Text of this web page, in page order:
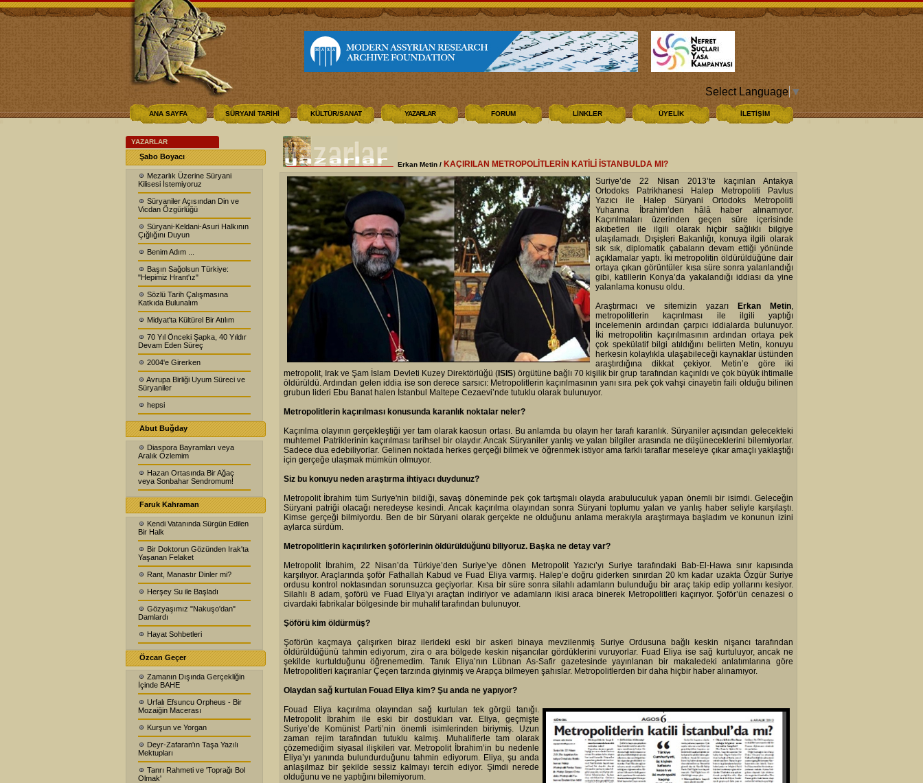
Select Language ▼
ANA SAYFA SÜRYANİ TARİHİ KÜLTÜR/SANAT YAZARLAR FORUM LİNKLER ÜYELİK İLETİŞİM
YAZARLAR
Şabo Boyacı
Mezarlık Üzerine Süryani
Kilisesi İstemiyoruz
Süryaniler Açısından Din ve
Vicdan Özgürlüğü
Süryani-Keldani-Asuri Halkının
Çığlığını Duyun
Benim Adım ...
Başın Sağolsun Türkiye:
"Hepimiz Hrant'ız"
Sözlü Tarih Çalışmasına
Katkıda Bulunalım
Midyat'ta Kültürel Bir Atılım
70 Yıl Önceki Şapka, 40 Yıldır
Devam Eden Süreç
2004'e Girerken
Avrupa Birliği Uyum Süreci ve
Süryaniler
hepsi
Abut Buğday
Diaspora Bayramları veya
Aralık Özlemim
Hazan Ortasında Bir Ağaç
veya Sonbahar Sendromum!
Faruk Kahraman
Kendi Vatanında Sürgün Edilen
Bir Halk
Bir Doktorun Gözünden Irak'ta
Yaşanan Felaket
Rant, Manastır Dinler mi?
Herşey Su ile Başladı
Gözyaşımız "Nakuşo'dan"
Damlardı
Hayat Sohbetleri
Özcan Geçer
Zamanın Dışında Gerçekliğin
İçinde BAHE
Urfalı Efsuncu Orpheus - Bir
Mozaiğin Macerası
Kurşun ve Yorgan
Deyr-Zafaran'ın Taşa Yazılı
Mektupları
Tanrı Rahmeti ve 'Toprağı Bol
Olmak'
Erkan Metin / KAÇIRILAN METROPOLİTLERİN KATİLİ İSTANBULDA MI?
Suriye’de 22 Nisan 2013’te kaçırılan Antakya
Ortodoks Patrikhanesi Halep Metropoliti Pavlus
Yazıcı ile Halep Süryani Ortodoks Metropoliti
Yuhanna İbrahim’den hâlâ haber alınamıyor.
Kaçırılmaları üzerinden geçen süre içerisinde
akıbetleri ile ilgili olarak hiçbir sağlıklı bilgiye
ulaşılamadı. Dışişleri Bakanlığı, konuya ilgili olarak
sık sık, diplomatik çabaların devam ettiği yönünde
açıklamalar yaptı. İki metropolitin öldürüldüğüne dair
ortaya çıkan görüntüler kısa süre sonra yalanlandığı
gibi, katillerin Konya’da yakalandığı iddiası da yine
yalanlama konusu oldu.
Araştırmacı ve sitemizin yazarı Erkan Metin,
metropolitlerin kaçırılması ile ilgili yaptığı
incelemenin ardından çarpıcı iddialarda bulunuyor.
İki metropolitin kaçırılmasının ardından ortaya pek
çok spekülatif bilgi atıldığını belirten Metin, konuyu
herkesin kolaylıkla ulaşabileceği kaynaklar üstünden
araştırdığına dikkat çekiyor. Metin’e göre iki
metropolit, Irak ve Şam İslam Devleti Kuzey Direktörlüğü (ISIS) örgütüne bağlı 70 kişilik bir grup tarafından kaçırıldı ve çok büyük ihtimalle
öldürüldü. Ardından gelen iddia ise son derece sarsıcı: Metropolitlerin kaçırılmasının yanı sıra pek çok vahşi cinayetin faili olduğu bilinen
grubun lideri Ebu Banat halen İstanbul Maltepe Cezaevi’nde tutuklu olarak bulunuyor.
Metropolitlerin kaçırılması konusunda karanlık noktalar neler?
Kaçırılma olayının gerçekleştiği yer tam olarak kaosun ortası. Bu anlamda bu olayın her tarafı karanlık. Süryaniler açısından gelecekteki
muhtemel Patriklerinin kaçırılması tarihsel bir olaydır. Ancak Süryaniler yanlış ve yalan bilgiler arasında ne düşüneceklerini bilemiyorlar.
Sadece dua edebiliyorlar. Gelinen noktada herkes gerçeği bilmek ve öğrenmek istiyor ama farklı taraflar meseleye çıkar amaçlı yaklaştığı
için gerçeğe ulaşmak mümkün olmuyor.
Siz bu konuyu neden araştırma ihtiyacı duydunuz?
Metropolit İbrahim tüm Suriye'nin bildiği, savaş döneminde pek çok tartışmalı olayda arabuluculuk yapan önemli bir isimdi. Geleceğin
Süryani patriği olacağı neredeyse kesindi. Ancak kaçırılma olayından sonra Süryani toplumu yalan ve yanlış haber seliyle karşılaştı.
Kimse gerçeği bilmiyordu. Ben de bir Süryani olarak gerçekte ne olduğunu anlama merakıyla araştırmaya başladım ve konunun izini
aylarca sürdüm.
Metropolitlerin kaçırılırken şoförlerinin öldürüldüğünü biliyoruz. Başka ne detay var?
Metropolit İbrahim, 22 Nisan’da Türkiye’den Suriye’ye dönen Metropolit Yazıcı’yı Suriye tarafındaki Bab-El-Hawa sınır kapısında
karşılıyor. Araçlarında şoför Fathallah Kabud ve Fuad Eliya varmış. Halep’e doğru giderken sınırdan 20 km kadar uzakta Özgür Suriye
ordusu kontrol noktasından sorunsuzca geçiyorlar. Kısa bir süre sonra silahlı adamların bulunduğu bir araç takip edip yollarını kesiyor.
Silahlı 8 adam, şoförü ve Fuad Eliya’yı araçtan indiriyor ve adamların ikisi araca binerek Metropolitleri kaçırıyor. Şoför’ün cenazesi o
civardaki fabrikalar bölgesinde bir muhalif tarafından bulunuyor.
Şöförü kim öldürmüş?
Şoförün kaçmaya çalışırken biraz ilerideki eski bir askeri binaya mevzilenmiş Suriye Ordusuna bağlı keskin nişancı tarafından
öldürüldüğünü tahmin ediyorum, zira o ara bölgede keskin nişancılar gördüklerini vuruyorlar. Fuad Eliya ise sağ kurtuluyor, ancak ne
şekilde kurtulduğunu öğrenemedim. Tanık Eliya’nın Lübnan As-Safir gazetesinde yayınlanan bir makaledeki anlatımlarına göre
Metropolitleri kaçıranlar Çeçen tarzında giyinmiş ve Arapça bilmeyen şahıslar. Metropolitlerden bir daha hiçbir haber alınamıyor.
Olaydan sağ kurtulan Fouad Eliya kim? Şu anda ne yapıyor?
Fouad Eliya kaçırılma olayından sağ kurtulan tek görgü tanığı.
Metropolit İbrahim ile eski bir dostlukları var. Eliya, geçmişte
Suriye’de Komünist Parti’nin önemli isimlerinden biriymiş. Uzun
zaman rejim tarafından tutuklu kalmış. Muhaliflerle tam olarak
çözemediğim siyasal ilişkileri var. Metropolit İbrahim’in bu nedenle
Eliya’yı yanında bulundurduğunu tahmin ediyorum. Eliya, şu anda
anlaşılmaz bir şekilde sessiz kalmayı tercih ediyor. Şimdi nerede
olduğunu ve ne yaptığını bilemiyorum.